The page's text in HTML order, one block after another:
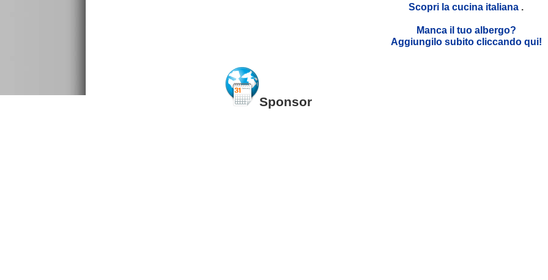
Scopri la cucina italiana
Manca il tuo albergo?
Aggiungilo subito cliccando qui!
Sponsor